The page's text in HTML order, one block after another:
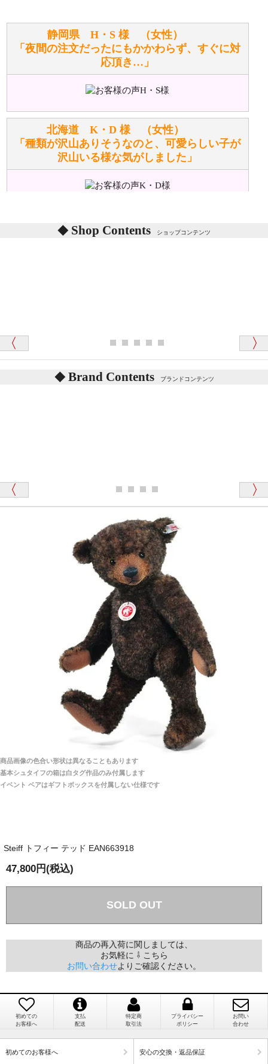
お任せください！それは当店が謡っています「おも
てなしの心」で対応させていただきます。
シュタイフのぬいぐるみは洗濯できますか？ ぬいぐ
るみのお手入れ方法を教えてください。
詳しくはこちら をご覧ください。
ぬいぐるみの耳に付いているボタンやタグに、何か意
味などがありますか？
詳しくはこちらをご覧ください。
体をねかせたりおこしたりすると「グーグー」と鳴く
記載しておりますので、ぜひ探してみてください。
ディベアがいます。
「スクエーカー内蔵」と記載しておりますので、ぜひ
探してみてください。
シュタイフ社製品の実物を見ることはできますか？
当店はネット販売ですので実物をお見せすることが
海外からのお取り寄せと言うことですが、商品はきち
ご安心ください！商品は確実にお届けします。
商品は直接海外から届くのですか。受取の際、関税な
どはかかりますか？
商品は全て当店へ入荷させたのち欠品を行いお客様
関税はすべて当店にて処理しますのでお客様のご負担
は一切ありません。
国内で一度検品をしますので、決済確認後、２～４
週間でのお届けとなります。
（稀に、通関手続き等に時間がかかり、納期が遅れる
注文のキャンセルは可能ですか？
お取り寄せ商品となっておりますため、仕入先へ発
注後のキャンセルは受け付けかねます。
静岡県 H・S 様 （女性）
「夜間の注文だったにもかかわらず、すぐに対
応頂き…」
北海道 K・D 様 （女性）
「種類が沢山ありそうなのと、可愛らしい子が
沢山いる様な気がしました」
東京都 M・K 様 （女性）
「対応はどちらも丁寧でした。値段と他の融通
「商品説明が細やかで丁寧であったことです」
「前に買ったことがあったお店でしたので」
千葉県 U・Y 様 （女性）
「ChatGPTを利用したところ「くまの小屋」さ
んを紹介され…」
埼玉県 S・W 様
「送られる際にメールなどで届けて頂きとても
安心感がありました」
大阪府 Y・W 様 （男性）
「取り扱っているNetショップで一番信用出来
兵庫県 A・K 様 （女性）
「ベアちゃんの紹介分が丁寧に書かれていたこ
と（いつの作品など）」
埼玉県 K・I 様 （女性）
「購入してから商品到着までメールを何度か頂
新潟県 A・K 様 （女性）
Shop Contents ショップコンテンツ
Brand Contents ブランドコンテンツ
商品画像の色合い形状は異なることもあります
基本シュタイフの箱は白タグ作品のみ付属します
イベント ベアはギフトボックスを付属しない仕様です
Steiff トフィー テッド EAN663918
47,800円(税込)
SOLD OUT
商品の再入荷に関しましては、
お気軽に ⇩ こちら
お問い合わせよりご確認ください。
初めての
お客様へ
支払
配送
特定商
取引法
プライバシー
ポリシー
お問い
合わせ
初めてのお客様へ 安心の交換・返品保証